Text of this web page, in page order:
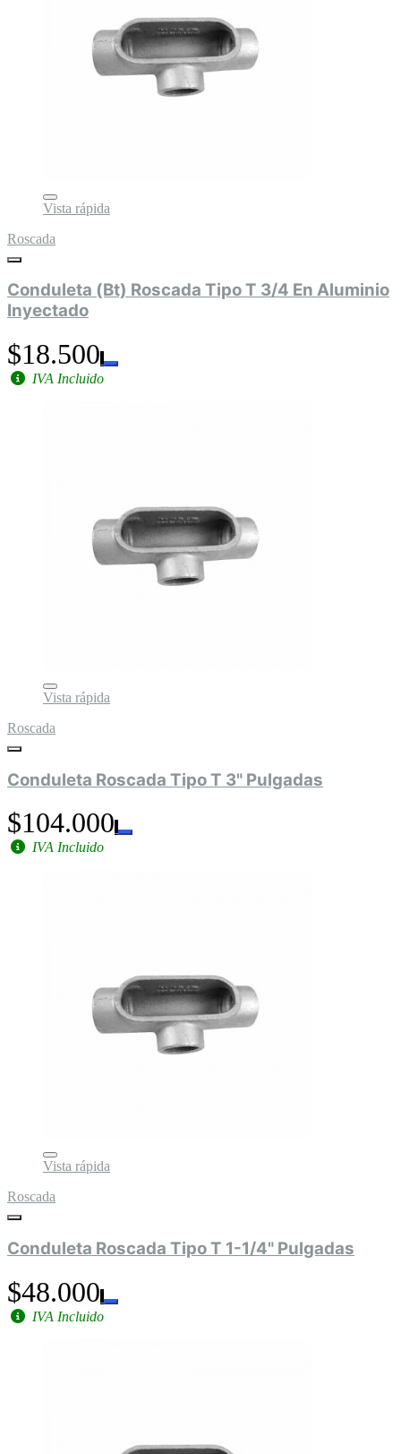
Vista rápida
Roscada
Conduleta (Bt) Roscada Tipo T 3/4 En Aluminio
Inyectado
$18.500
IVA Incluido
Vista rápida
Roscada
Conduleta Roscada Tipo T 3" Pulgadas
$104.000
IVA Incluido
Vista rápida
Roscada
Conduleta Roscada Tipo T 1-1/4" Pulgadas
$48.000
IVA Incluido